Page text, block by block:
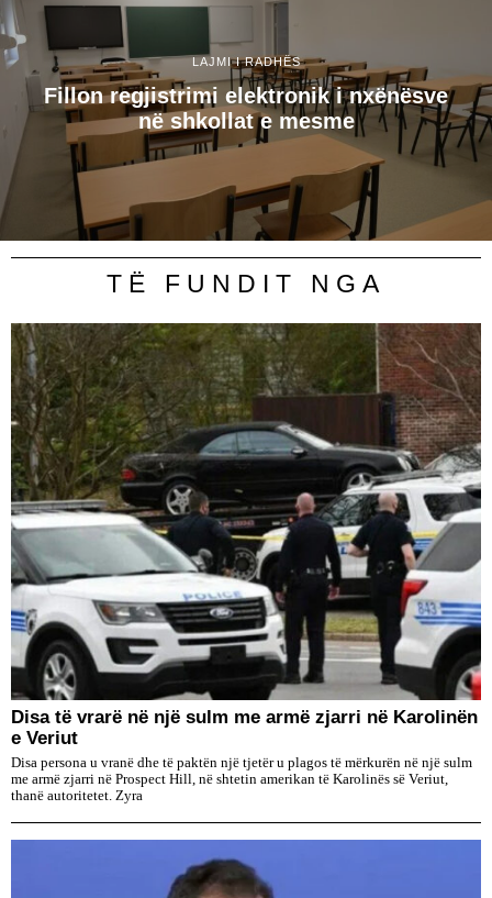
LAJMI I RADHËS
Fillon regjistrimi elektronik i nxënësve
në shkollat e mesme
TË FUNDIT NGA
Disa të vrarë në një sulm me armë zjarri në Karolinën
e Veriut
Disa persona u vranë dhe të paktën një tjetër u plagos të mërkurën në një sulm
me armë zjarri në Prospect Hill, në shtetin amerikan të Karolinës së Veriut,
thanë autoritetet. Zyra